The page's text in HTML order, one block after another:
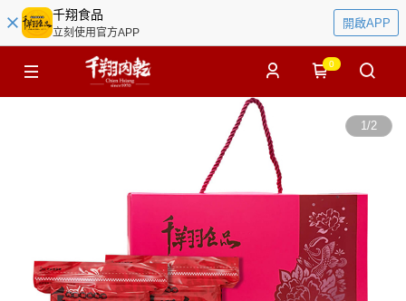
千翔食品
立刻使用官方APP
開啟APP
0
1/2